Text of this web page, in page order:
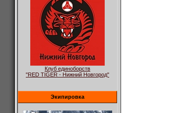
Клуб единоборств
"RED TIGER - Нижний Новгород"
Экипировка